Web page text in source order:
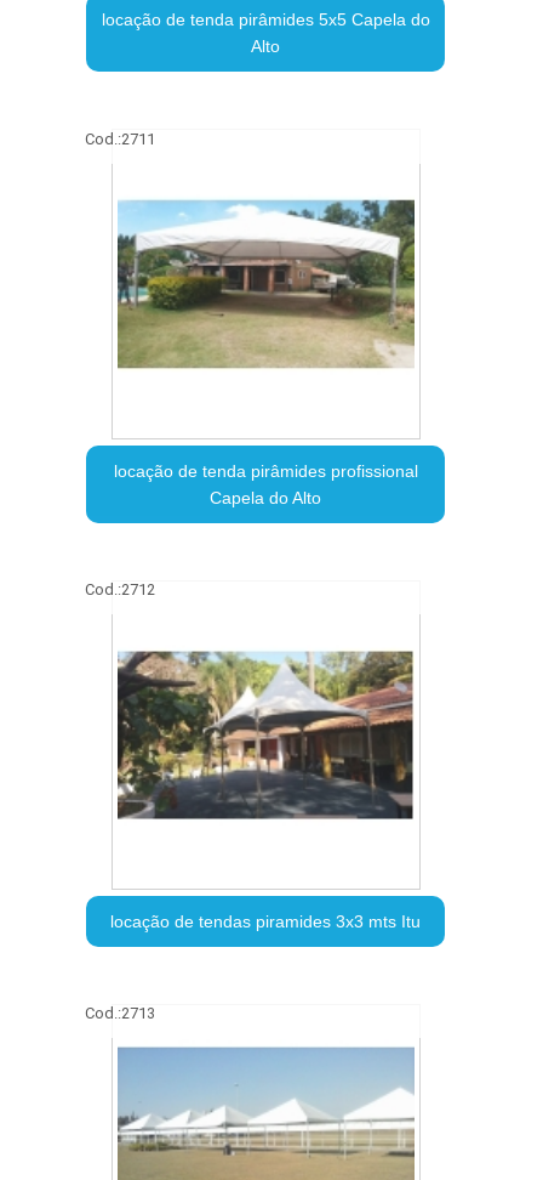
locação de tenda pirâmides 5x5 Capela do
Alto
Cod.:2711
locação de tenda pirâmides profissional
Capela do Alto
Cod.:2712
locação de tendas piramides 3x3 mts Itu
Cod.:2713